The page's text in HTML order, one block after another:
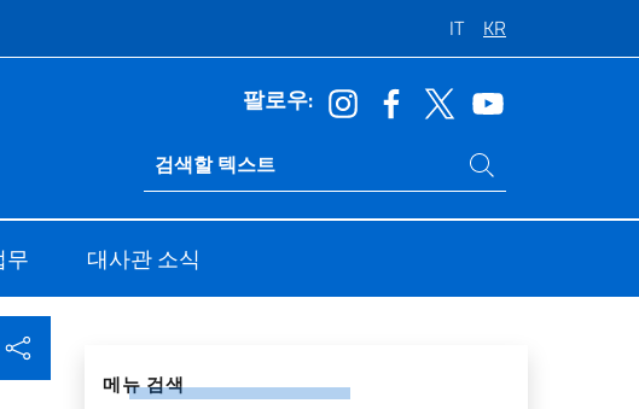
IT KR
팔로우:
Ricerca sito live
사이트 내에서 검색
무 대사관 소식
메뉴 검색